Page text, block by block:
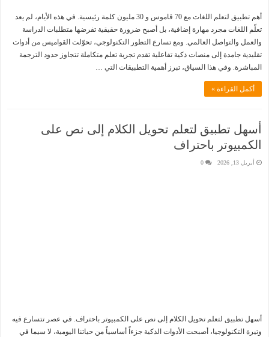
أهم تطبيق لتعلم اللغات مع 70 قاموس و 30 مليون كلمة رئيسية. في هذه الأيام، لم يعد
تعلّم اللغات مجرد مهارة إضافية، بل أصبح ضرورة حقيقية تفرضها متطلبات الدراسة
والعمل والتواصل العالمي. ومع تسارع التطور التكنولوجي، تحوّلت القواميس من أدوات
تقليدية جامدة إلى منصات ذكية تفاعلية تقدم تجربة تعلم متكاملة تتجاوز حدود الترجمة
المباشرة. وفي هذا السياق، تبرز أهمية التطبيقات التي …
أكمل القراءة »
أسهل تطبيق لتعلم تحويل الكلام إلى نص على
الكمبيوتر باحتراف
أبريل 13, 2026 0
أسهل تطبيق لتعلم تحويل الكلام إلى نص على الكمبيوتر باحتراف. في عصر تتسارع فيه
وتيرة التكنولوجيا، أصبحت الأدوات الذكية جزءاً أساسياً من حياتنا اليومية، لا سيما في